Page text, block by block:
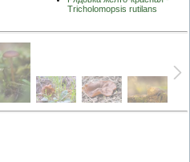
Tricholomopsis rutilans